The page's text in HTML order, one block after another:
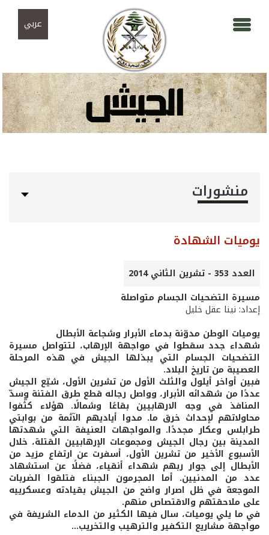
عربي
منشورات
يوميات الشهادة
العدد 353 - تشرين الثاني 2014
مسيرة التضحيات الجسام متواصلة
إعداد: نينا عقل خليل
يوميات الوطن مدوّنة بدماء الأبرار وشجاعة الأبطال
شهداء جدد سقطوا في مواجهة الإرهاب، لتتواصل مسيرة
التضحيات الجسام التي يبذلها الجيش في هذه المرحلة
العصيبة من تاريخ البلاد.
فبين أواخر أيلول والثلث الأول من تشرين الأول، شيّع الجيش
عددًا من شهدائه الأبرار، وواصل رجاله قطع طرق الفتنة وسدّ
المنافذ في وجه الارهابيين بقاعًا وشمالًا. هؤلاء كثّفوا
محاولاتهم لإحداث خرق ما. مدوا أياديهم الآثمة من بوابتي
طرابلس وعكار مجددًا. والمواجهات العنيفة التي شهدتها
المدينة بين رجال الجيش ومجموعات الإرهابيين القتلة، خلال
الأسبوع الأخير من تشرين الأول، أسفرت عن ارتفاع مزيد من
الأبطال إلى جوار ربهم شهداء أنقياء، فضلًا عن استشهاد
عدد من المدنيين. أما المجرمون الجبناء فتلقوا الضربات
الموجعة في ظل اصرار واضح من الجيش بقيادته وعسكرييه
على ملاحقتهم والاقتصاص منهم.
في ما يلي يوميات، سال فيها الكثير من الدماء الشريفة في
مواجهة مشاريع التكفير والترهيب والتخريب...